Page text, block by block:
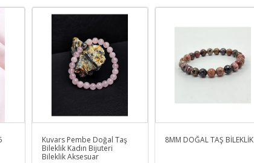
Kuvars Pembe Doğal Taş
Bileklik Kadın Bijuteri
Bileklik Aksesuar
8MM DOĞAL TAŞ BİLEKLİK